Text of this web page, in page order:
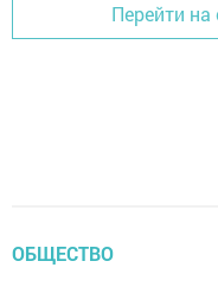
Перейти на
ОБЩЕСТВО